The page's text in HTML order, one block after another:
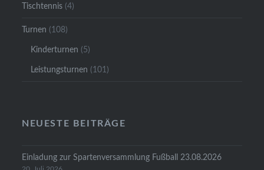
Tischtennis (4)
Turnen (108)
Kinderturnen (5)
Leistungsturnen (101)
NEUESTE BEITRÄGE
Einladung zur Spartenversammlung Fußball 23.08.2026